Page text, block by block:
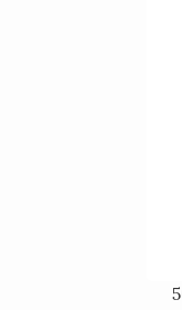
– 500